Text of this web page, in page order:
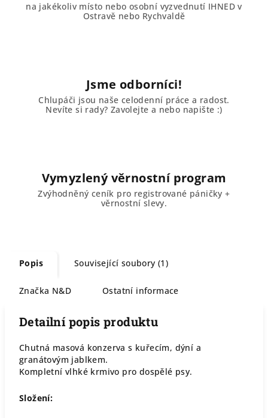
na jakékoliv místo nebo osobní vyzvednutí IHNED v
Ostravě nebo Rychvaldě
Jsme odborníci!
Chlupáči jsou naše celodenní práce a radost.
Nevíte si rady? Zavolejte a nebo napište :)
Vymyzlený věrnostní program
Zvýhodněný ceník pro registrované páničky +
věrnostní slevy.
Popis Související soubory (1)
Značka N&D Ostatní informace
Detailní popis produktu
Chutná masová konzerva s kuřecím, dýní a
granátovým jablkem.
Kompletní vlhké krmivo pro dospělé psy.
Složení: